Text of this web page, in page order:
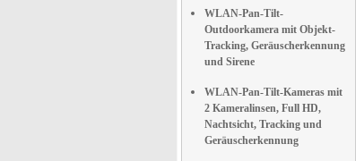
WLAN-Pan-Tilt-
Outdoorkamera mit Objekt-
Tracking, Geräuscherkennung
und Sirene
WLAN-Pan-Tilt-Kameras mit
2 Kameralinsen, Full HD,
Nachtsicht, Tracking und
Geräuscherkennung